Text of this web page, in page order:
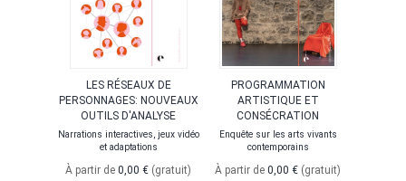
LES RÉSEAUX DE
PERSONNAGES: NOUVEAUX
OUTILS D'ANALYSE
Narrations interactives, jeux vidéo
et adaptations
À partir de 0,00 € (gratuit)
PROGRAMMATION
ARTISTIQUE ET
CONSÉCRATION
Enquête sur les arts vivants
contemporains
À partir de 0,00 € (gratuit)